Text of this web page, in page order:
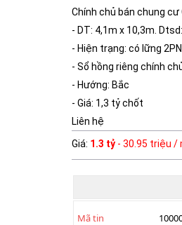
Chính chủ bán chung cư
- DT: 4,1m x 10,3m.
- Hiện trạng: có lững
- Sổ hồng riêng chính
- Hướng: Bắc
- Giá: 1,3 tỷ chốt
Liên hệ
Giá: 1.3 tỷ - 30.95 triệu /
Mã tin